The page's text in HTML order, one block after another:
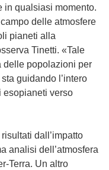
in qualsiasi momento.
delle atmosfere
pianeti alla
Tinetti. «Tale
delle popolazioni per
guidando l’intero
esopianeti verso
dall’impatto
analisi dell’atmosfera
Terra. Un altro